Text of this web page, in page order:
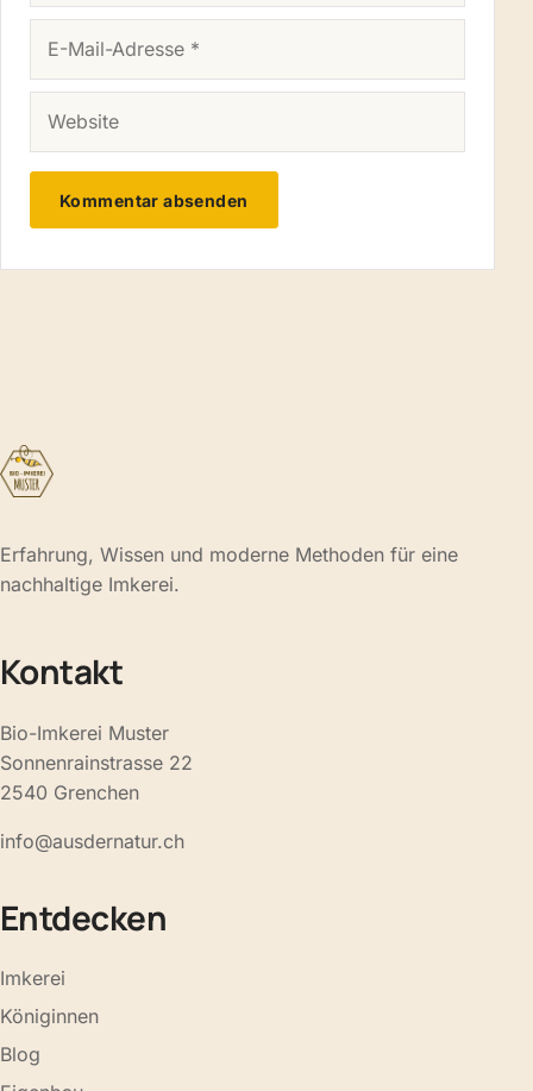
Erfahrung, Wissen und moderne Methoden für eine
nachhaltige Imkerei.
Kontakt
Bio-Imkerei Muster
Sonnenrainstrasse 22
2540 Grenchen
info@ausdernatur.ch
Entdecken
Imkerei
Königinnen
Blog